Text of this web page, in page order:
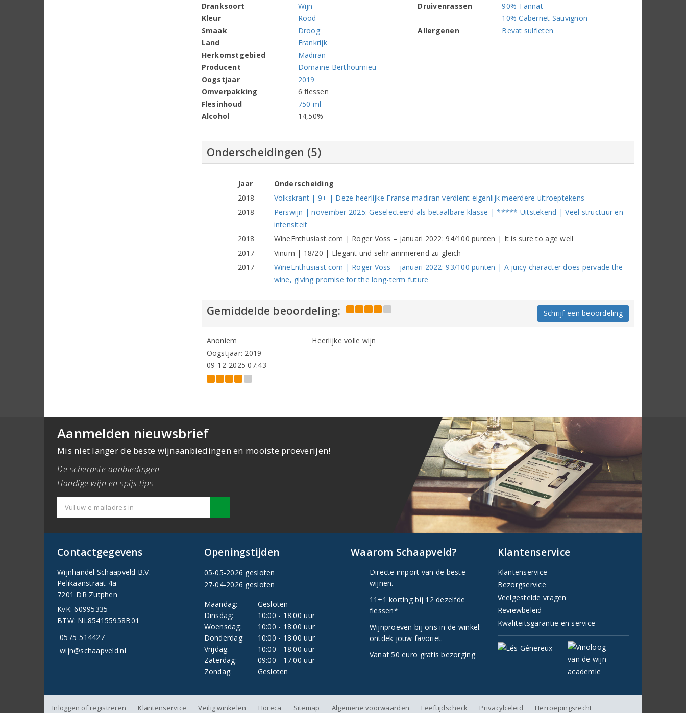
Dranksoort
Wijn
Kleur
Rood
Smaak
Droog
Land
Frankrijk
Herkomstgebied
Madiran
Producent
Domaine Berthoumieu
Oogstjaar
2019
Omverpakking
6 flessen
Flesinhoud
750 ml
Alcohol
14,50%
Druivenrassen
90% Tannat
10% Cabernet Sauvignon
Allergenen
Bevat sulfieten
Onderscheidingen (5)
Jaar
Onderscheiding
2018
Volkskrant | 9+ | Deze heerlijke Franse madiran verdient eigenlijk meerdere uitroeptekens
2018
Perswijn | november 2025: Geselecteerd als betaalbare klasse | ***** Uitstekend | Veel structuur en
intensiteit
2018
WineEnthusiast.com | Roger Voss – januari 2022: 94/100 punten | It is sure to age well
2017
Vinum | 18/20 | Elegant und sehr animierend zu gleich
2017
WineEnthusiast.com | Roger Voss – januari 2022: 93/100 punten | A juicy character does pervade the
wine, giving promise for the long-term future
Gemiddelde beoordeling: Schrijf een beoordeling
Anoniem
Oogstjaar: 2019
09-12-2025 07:43
Heerlijke volle wijn
Aanmelden nieuwsbrief
Mis niet langer de beste wijnaanbiedingen en mooiste proeverijen!
De scherpste aanbiedingen
Handige wijn en spijs tips
Contactgegevens
Wijnhandel Schaapveld B.V.
Pelikaanstraat 4a
7201 DR Zutphen
KvK: 60995335
BTW: NL854155958B01
0575-514427
wijn@schaapveld.nl
Openingstijden
05-05-2026 gesloten
27-04-2026 gesloten
Maandag:
Gesloten
Dinsdag:
10:00 - 18:00 uur
Woensdag:
10:00 - 18:00 uur
Donderdag:
10:00 - 18:00 uur
Vrijdag:
10:00 - 18:00 uur
Zaterdag:
09:00 - 17:00 uur
Zondag:
Gesloten
Waarom Schaapveld?
Directe import van de beste
wijnen.
11+1 korting bij 12 dezelfde
flessen*
Wijnproeven bij ons in de winkel:
ontdek jouw favoriet.
Vanaf 50 euro gratis bezorging
Klantenservice
Klantenservice
Bezorgservice
Veelgestelde vragen
Reviewbeleid
Kwaliteitsgarantie en service
Inloggen of registreren Klantenservice Veilig winkelen Horeca Sitemap Algemene voorwaarden Leeftijdscheck Privacybeleid Herroepingsrecht